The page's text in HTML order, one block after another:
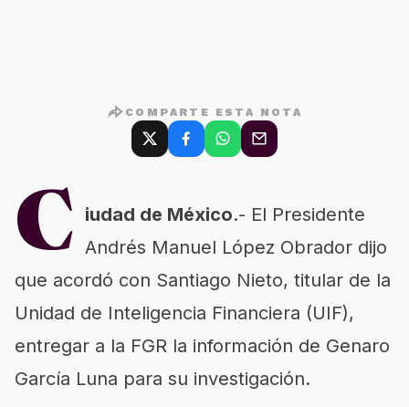
COMPARTE ESTA NOTA
C iudad de México.- El Presidente
Andrés Manuel López Obrador dijo
que acordó con Santiago Nieto, titular de la
Unidad de Inteligencia Financiera (UIF),
entregar a la FGR la información de Genaro
García Luna para su investigación.